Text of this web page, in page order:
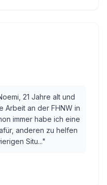
21 Jahre alt und
Arbeit an der FHNW in
immer habe ich eine
anderen zu helfen
Situ..."